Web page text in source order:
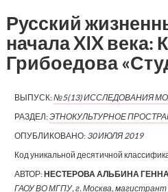
Русский
начала XIX века:
Грибоедова
ВЫПУСК:№5(13) ИССЛЕДОВАНИЯ
РАЗДЕЛ:ЭТНОКУЛЬТУРНОЕ
ОПУБЛИКОВАНО: 30 ИЮЛЯ 2019
Код уникальной десятичной
АВТОР:НЕСТЕРОВА АЛЬБИНА
ГАОУ ВО МГПУ, г. Москва, магистрант